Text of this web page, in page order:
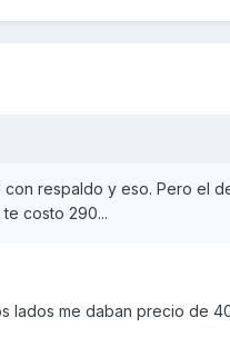
respaldo y eso. Pero el
costo 290...
lados me daban precio de